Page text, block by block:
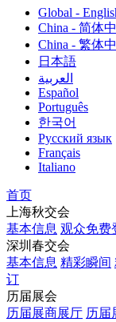
Global -
China - 简体
China - 繁体
日本語
العربية
Español
Português
한국어
Русский язык
Français
Italiano
首页
上海秋交会
基本信息 观众免费
深圳春交会
基本信息 精彩瞬间
订
历届展会
历届展商展厅 历届